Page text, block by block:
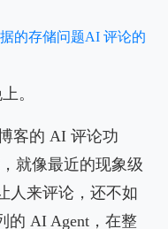
的存储问题AI 评论的
。
客的 AI 评论功
就像最近的现象级
人来评论，还不如
的 AI Agent，在整